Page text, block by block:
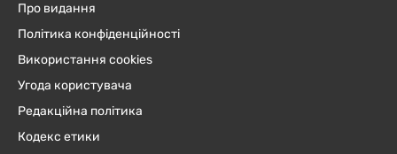
Про видання
Політика конфіденційності
Використання cookies
Угода користувача
Редакційна політика
Кодекс етики